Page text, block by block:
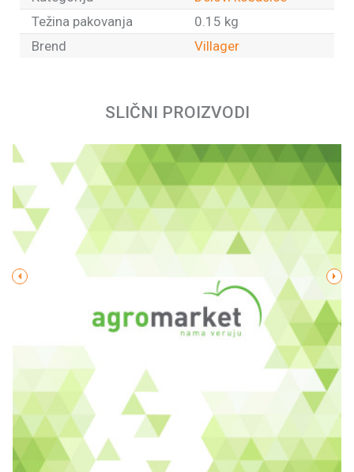
Težina pakovanja
0.15 kg
Brend
Villager
Poruka
SLIČNI PROIZVODI